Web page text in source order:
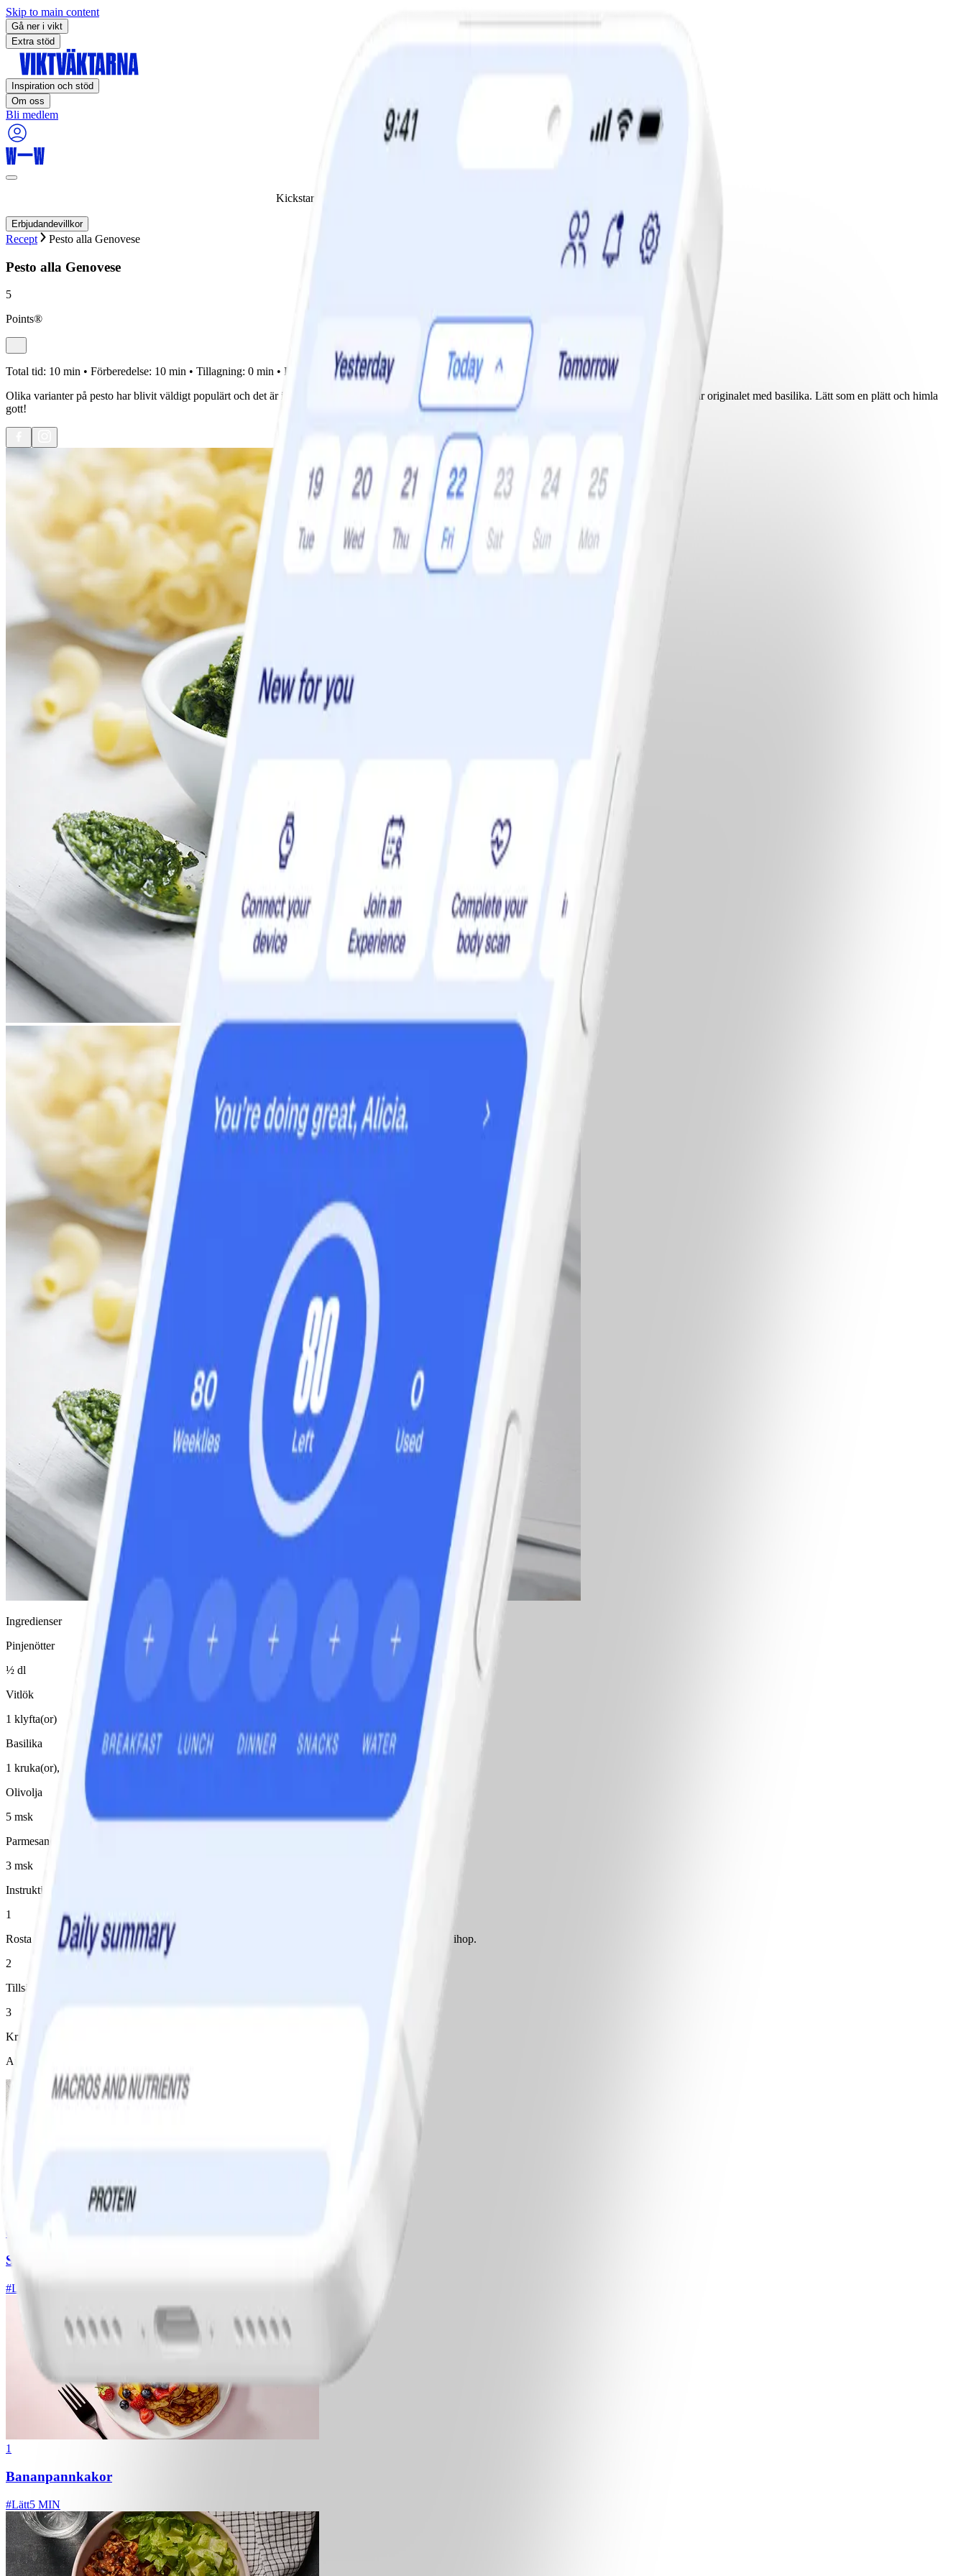
Skip to main content
Gå ner i vikt
Extra stöd
Inspiration och stöd
Om oss
Bli medlem
Kickstarta din viktminskningsresa nu! Spara 50% när du tecknar 12 månaders medlemskap.
Erbjudandevillkor
Recept Pesto alla Genovese
Pesto alla Genovese
5
Points®
Total tid: 10 min • Förberedelse: 10 min • Tillagning: 0 min • Portioner: 6 •Svårighetsgrad:
Lätt
Olika varianter på pesto har blivit väldigt populärt och det är inte så konstigt med tanke på att det är så gott och passar till det mesta. Pesto alla Genovese är originalet med basilika. Lätt som en plätt och himla
gott!
Ingredienser
Pinjenötter
½ dl
Vitlök
1 klyfta(or)
Basilika
1 kruka(or), stor
Olivolja
5 msk
Parmesanost
3 msk
Instruktioner
1
Rosta pinjenötter i en torr panna. Lägg tillsammans med basilika i en mortel eller mixer och blanda ihop.
2
Tillsätt olja och parmesan och blanda ihop till en pesto.
3
Krydda ev. med flingsalt och citronzest
Andra gillade också
6
Spagetti med köttfärssås
#Lätt
1
Bananpannkakor
#Lätt5 MIN